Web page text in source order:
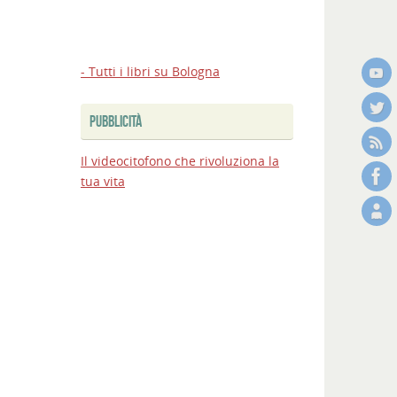
- Tutti i libri su Bologna
PUBBLICITÀ
Il videocitofono che rivoluziona la
tua vita